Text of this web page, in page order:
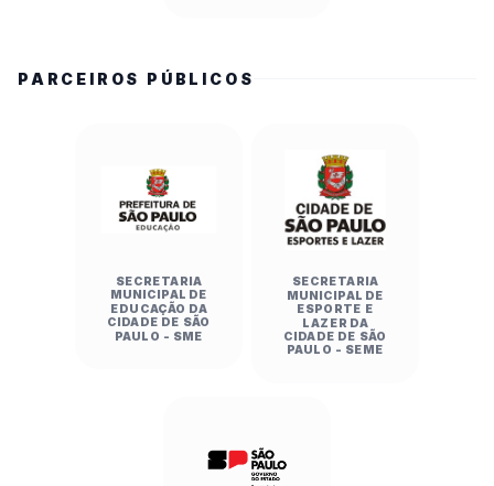
PARCEIROS PÚBLICOS
SECRETARIA
MUNICIPAL DE
EDUCAÇÃO DA
CIDADE DE SÃO
PAULO - SME
SECRETARIA
MUNICIPAL DE
ESPORTE E
LAZER DA
CIDADE DE SÃO
PAULO - SEME